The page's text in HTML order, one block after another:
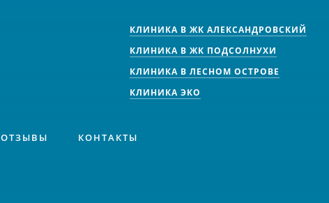
КЛИНИКА В ЖК АЛЕКСАНДРОВСКИЙ
КЛИНИКА В ЖК ПОДСОЛНУХИ
КЛИНИКА В ЛЕСНОМ ОСТРОВЕ
КЛИНИКА ЭКО
ОТЗЫВЫ КОНТАКТЫ